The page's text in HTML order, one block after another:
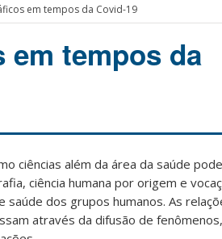
em tempos da Covid-19
tempos da
ciências além da área da saúde
ciência humana por origem e
dos grupos humanos. As
através da difusão de